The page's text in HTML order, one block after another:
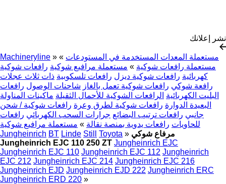
نشر إعلانك
Machineryline » مستعملة المعدات المستخدمة في المستودعات »
مستعملة رافعات شوكية » مستعملة مرافيع شوكية رافعات شوكية
كهربائية رافعات شوكية ديزل رافعات تلسكوبية ذات ثلاث عجلات
رافعة شوكي رافعات شوكية تعمل بالغاز شاحنات الوصول رافعات
البليت الكهربائية الرافعات الشوكية للأحمال الثقيلة ماكينات المناولة
البعيدة الدوارة رافعات شوكية لطرق وعرة رافعات شوكية / شحن
جانبي رافعات ترتيب البضائع جرارات السحب الكهربائي رافعات
للحاويات رافعات يدوية بمنصة نقالة » مستعملة مرافيع شوكية
Jungheinrich BT Linde Still Toyota » مرفاع شوكي
Jungheinrich EJC 110 250 ZT Jungheinrich EJC
Jungheinrich EJC 110 Jungheinrich EJC 112 Jungheinrich
EJC 212 Jungheinrich EJC 214 Jungheinrich EJC 216
Jungheinrich EJD Jungheinrich EJD 222 Jungheinrich ERC
Jungheinrich ERD 220 »